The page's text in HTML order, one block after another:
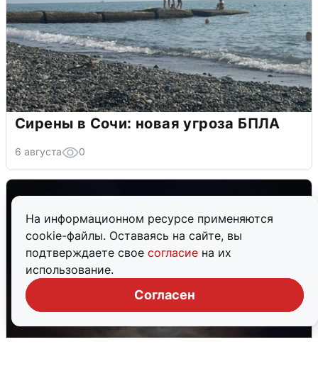
На информационном ресурсе применяются
cookie-файлы. Оставаясь на сайте, вы
подтверждаете свое согласие на их
использование.
Согласен
Сирены в Сочи: новая угроза БПЛА
6 августа 0